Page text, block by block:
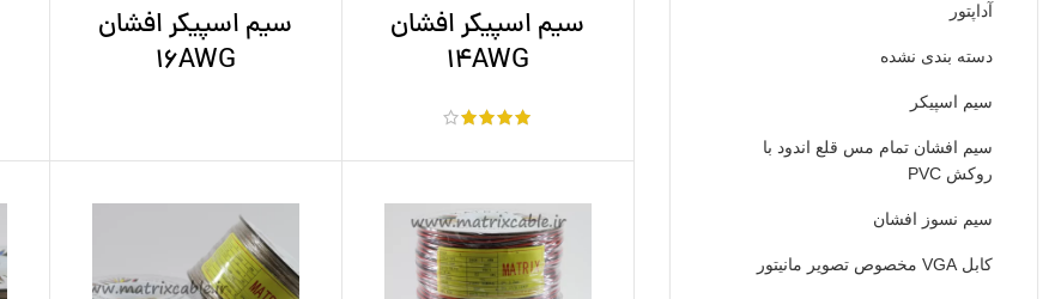
آداپتور
دسته بندی نشده
سیم اسپیکر
سیم افشان تمام مس قلع اندود با
روکش PVC
سیم نسوز افشان
کابل VGA مخصوص تصویر مانیتور
سیم اسپیکر افشان
14AWG
سیم اسپیکر افشان
16AWG